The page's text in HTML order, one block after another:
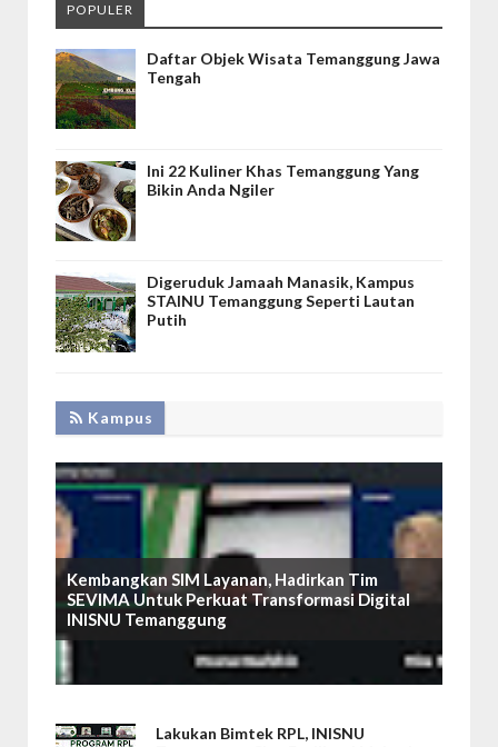
POPULER
Daftar Objek Wisata Temanggung Jawa
Tengah
Ini 22 Kuliner Khas Temanggung Yang
Bikin Anda Ngiler
Digeruduk Jamaah Manasik, Kampus
STAINU Temanggung Seperti Lautan
Putih
Kampus
Kembangkan SIM Layanan, Hadirkan Tim
SEVIMA Untuk Perkuat Transformasi Digital
INISNU Temanggung
Lakukan Bimtek RPL, INISNU